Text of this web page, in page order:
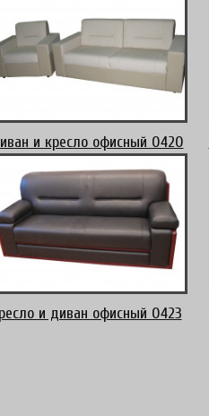
и кресло офисный 0420
и диван офисный 0423